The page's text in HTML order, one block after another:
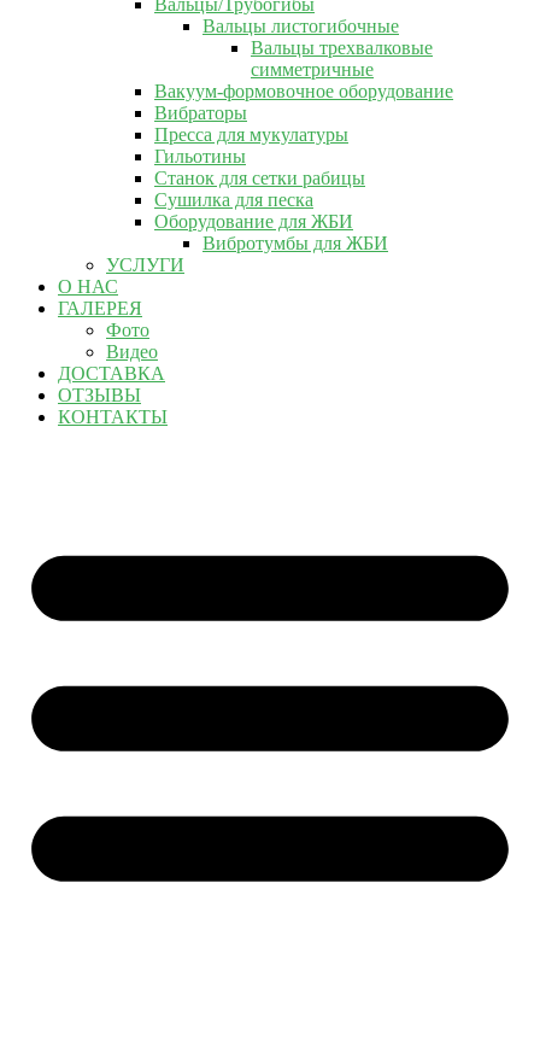
Вальцы/Трубогибы
Вальцы листогибочные
Вальцы трехвалковые
симметричные
Вакуум-формовочное оборудование
Вибраторы
Пресса для мукулатуры
Гильотины
Станок для сетки рабицы
Сушилка для песка
Оборудование для ЖБИ
Вибротумбы для ЖБИ
УСЛУГИ
О НАС
ГАЛЕРЕЯ
Фото
Видео
ДОСТАВКА
ОТЗЫВЫ
КОНТАКТЫ